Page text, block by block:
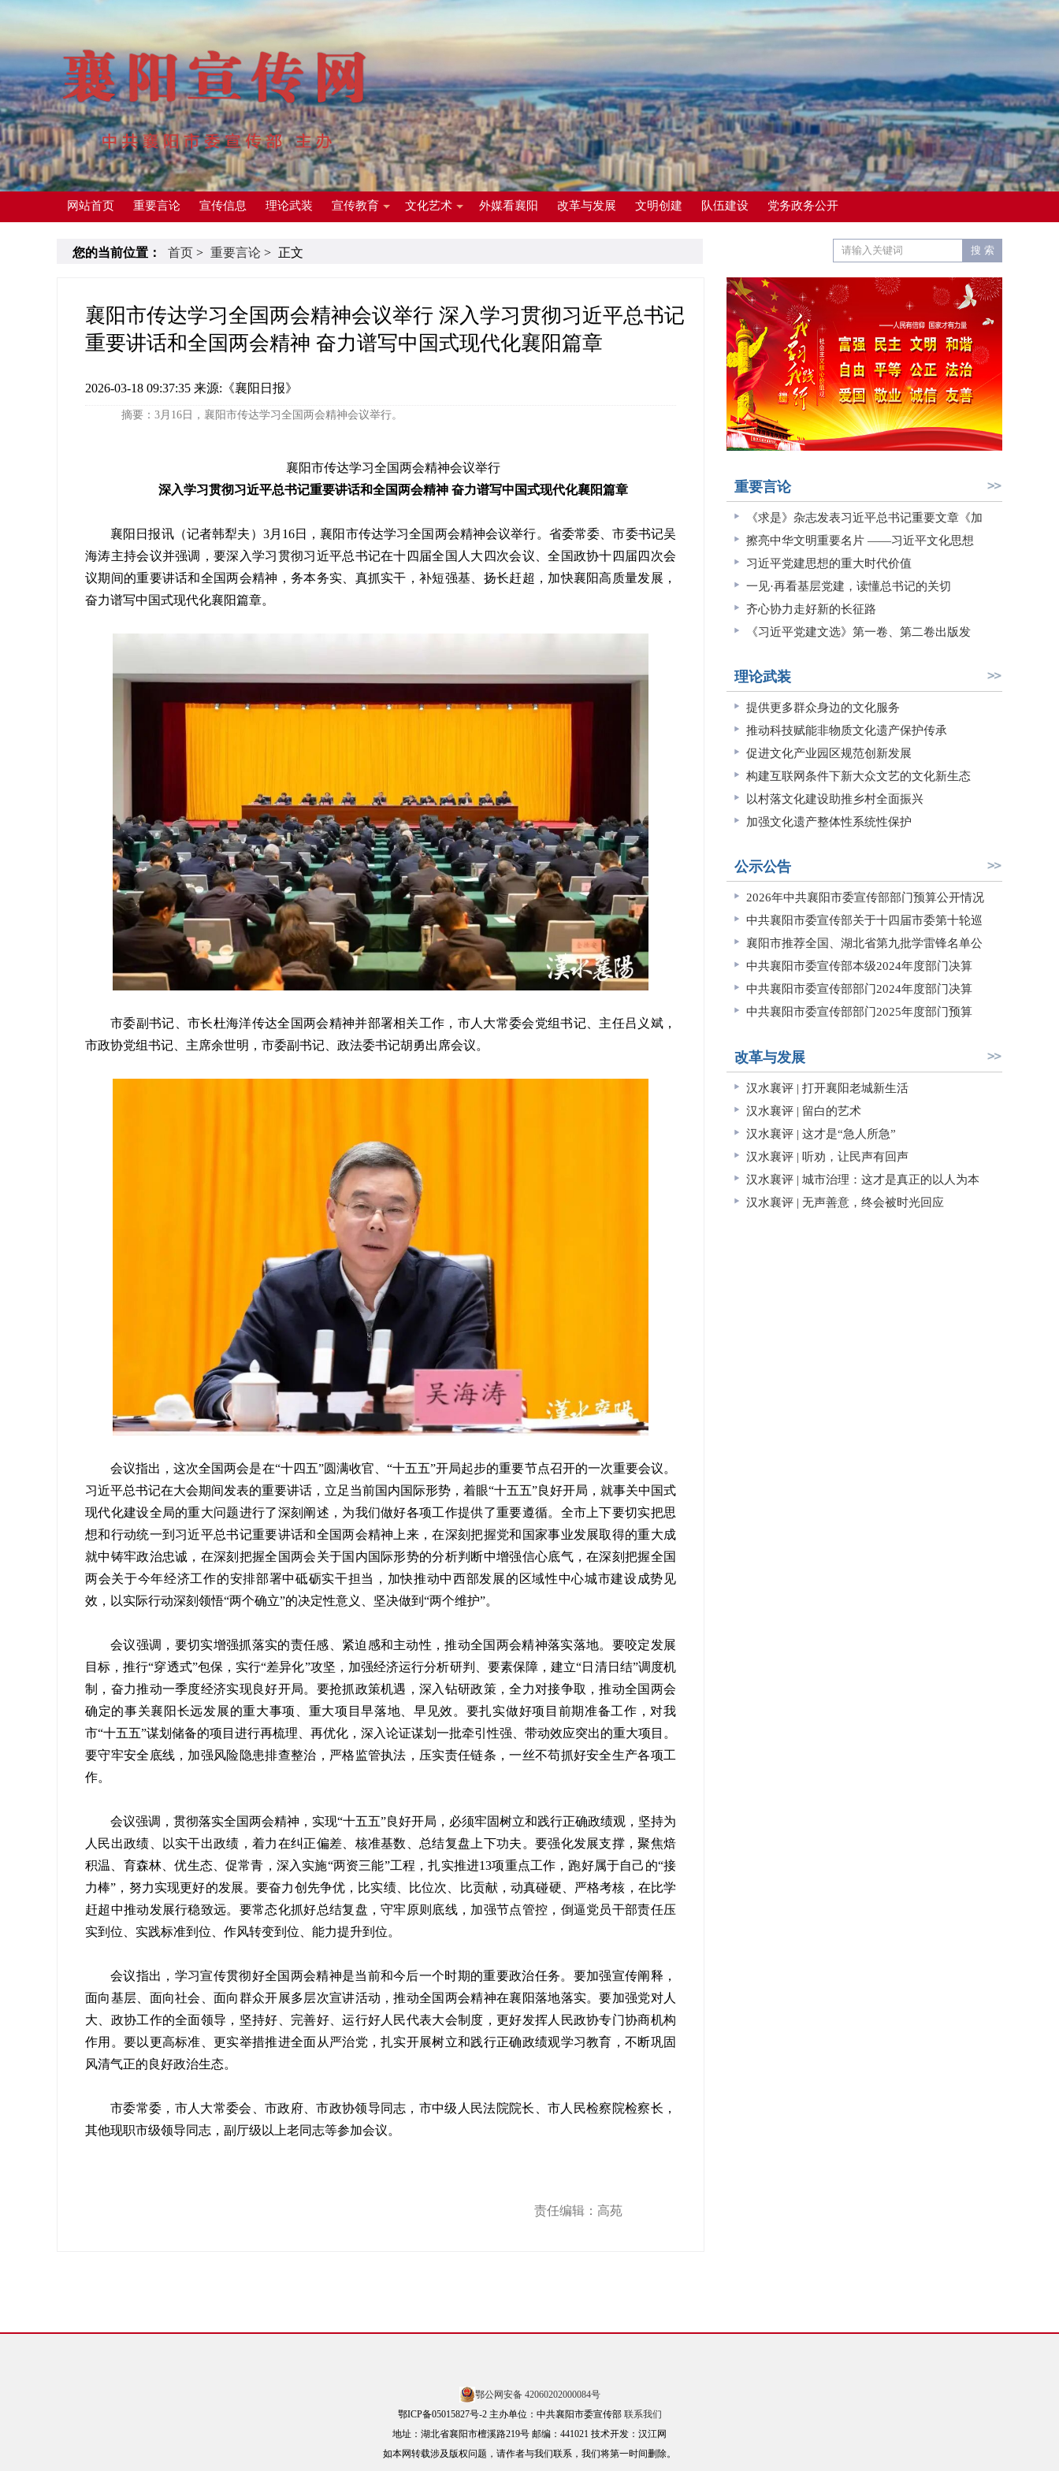
网站首页 重要言论 宣传信息 理论武装 宣传教育 文化艺术 外媒看襄阳 改革与发展 文明创建 队伍建设 党务政务公开
您的当前位置： 首页 > 重要言论 > 正文
襄阳市传达学习全国两会精神会议举行 深入学习贯彻习近平总书记
重要讲话和全国两会精神 奋力谱写中国式现代化襄阳篇章
2026-03-18 09:37:35 来源:《襄阳日报》
摘要：3月16日，襄阳市传达学习全国两会精神会议举行。
襄阳市传达学习全国两会精神会议举行
深入学习贯彻习近平总书记重要讲话和全国两会精神 奋力谱写中国式现代化襄阳篇章
襄阳日报讯（记者韩犁夫）3月16日，襄阳市传达学习全国两会精神会议举行。省委常委、市委书记吴
海涛主持会议并强调，要深入学习贯彻习近平总书记在十四届全国人大四次会议、全国政协十四届四次会
议期间的重要讲话和全国两会精神，务本务实、真抓实干，补短强基、扬长赶超，加快襄阳高质量发展，
奋力谱写中国式现代化襄阳篇章。
市委副书记、市长杜海洋传达全国两会精神并部署相关工作，市人大常委会党组书记、主任吕义斌，
市政协党组书记、主席余世明，市委副书记、政法委书记胡勇出席会议。
会议指出，这次全国两会是在“十四五”圆满收官、“十五五”开局起步的重要节点召开的一次重要会议。
习近平总书记在大会期间发表的重要讲话，立足当前国内国际形势，着眼“十五五”良好开局，就事关中国式
现代化建设全局的重大问题进行了深刻阐述，为我们做好各项工作提供了重要遵循。全市上下要切实把思
想和行动统一到习近平总书记重要讲话和全国两会精神上来，在深刻把握党和国家事业发展取得的重大成
就中铸牢政治忠诚，在深刻把握全国两会关于国内国际形势的分析判断中增强信心底气，在深刻把握全国
两会关于今年经济工作的安排部署中砥砺实干担当，加快推动中西部发展的区域性中心城市建设成势见
效，以实际行动深刻领悟“两个确立”的决定性意义、坚决做到“两个维护”。
会议强调，要切实增强抓落实的责任感、紧迫感和主动性，推动全国两会精神落实落地。要咬定发展
目标，推行“穿透式”包保，实行“差异化”攻坚，加强经济运行分析研判、要素保障，建立“日清日结”调度机
制，奋力推动一季度经济实现良好开局。要抢抓政策机遇，深入钻研政策，全力对接争取，推动全国两会
确定的事关襄阳长远发展的重大事项、重大项目早落地、早见效。要扎实做好项目前期准备工作，对我
市“十五五”谋划储备的项目进行再梳理、再优化，深入论证谋划一批牵引性强、带动效应突出的重大项目。
要守牢安全底线，加强风险隐患排查整治，严格监管执法，压实责任链条，一丝不苟抓好安全生产各项工
作。
会议强调，贯彻落实全国两会精神，实现“十五五”良好开局，必须牢固树立和践行正确政绩观，坚持为
人民出政绩、以实干出政绩，着力在纠正偏差、核准基数、总结复盘上下功夫。要强化发展支撑，聚焦焙
积温、育森林、优生态、促常青，深入实施“两资三能”工程，扎实推进13项重点工作，跑好属于自己的“接
力棒”，努力实现更好的发展。要奋力创先争优，比实绩、比位次、比贡献，动真碰硬、严格考核，在比学
赶超中推动发展行稳致远。要常态化抓好总结复盘，守牢原则底线，加强节点管控，倒逼党员干部责任压
实到位、实践标准到位、作风转变到位、能力提升到位。
会议指出，学习宣传贯彻好全国两会精神是当前和今后一个时期的重要政治任务。要加强宣传阐释，
面向基层、面向社会、面向群众开展多层次宣讲活动，推动全国两会精神在襄阳落地落实。要加强党对人
大、政协工作的全面领导，坚持好、完善好、运行好人民代表大会制度，更好发挥人民政协专门协商机构
作用。要以更高标准、更实举措推进全面从严治党，扎实开展树立和践行正确政绩观学习教育，不断巩固
风清气正的良好政治生态。
市委常委，市人大常委会、市政府、市政协领导同志，市中级人民法院院长、市人民检察院检察长，
其他现职市级领导同志，副厅级以上老同志等参加会议。
责任编辑：高苑
重要言论
《求是》杂志发表习近平总书记重要文章《加
擦亮中华文明重要名片 ——习近平文化思想
习近平党建思想的重大时代价值
一见·再看基层党建，读懂总书记的关切
齐心协力走好新的长征路
《习近平党建文选》第一卷、第二卷出版发
理论武装
提供更多群众身边的文化服务
推动科技赋能非物质文化遗产保护传承
促进文化产业园区规范创新发展
构建互联网条件下新大众文艺的文化新生态
以村落文化建设助推乡村全面振兴
加强文化遗产整体性系统性保护
公示公告
2026年中共襄阳市委宣传部部门预算公开情况
中共襄阳市委宣传部关于十四届市委第十轮巡
襄阳市推荐全国、湖北省第九批学雷锋名单公
中共襄阳市委宣传部本级2024年度部门决算
中共襄阳市委宣传部部门2024年度部门决算
中共襄阳市委宣传部部门2025年度部门预算
改革与发展
汉水襄评 | 打开襄阳老城新生活
汉水襄评 | 留白的艺术
汉水襄评 | 这才是“急人所急”
汉水襄评 | 听劝，让民声有回声
汉水襄评 | 城市治理：这才是真正的以人为本
汉水襄评 | 无声善意，终会被时光回应
鄂公网安备 42060202000084号
鄂ICP备05015827号-2 主办单位：中共襄阳市委宣传部 联系我们
地址：湖北省襄阳市檀溪路219号 邮编：441021 技术开发：汉江网
如本网转载涉及版权问题，请作者与我们联系，我们将第一时间删除。